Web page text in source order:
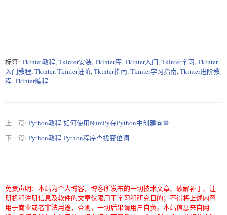
标签: Tkinter教程,Tkinter安装,Tkinter库,Tkinter入门,Tkinter学习,Tkinter
入门教程,Tkinter,Tkinter进阶,Tkinter指南,Tkinter学习指南,Tkinter进阶教
程,Tkinter编程
上一篇: Python教程-如何使用NumPy在Python中创建向量
下一篇: Python教程-Python程序查找变位词
免责声明：本站为个人博客，博客所发布的一切技术文章、破解补丁、注
册机和注册信息及软件的文章仅限用于学习和研究目的；不得将上述内容
用于商业或者非法用途，否则，一切后果请用户自负。本站信息来自网